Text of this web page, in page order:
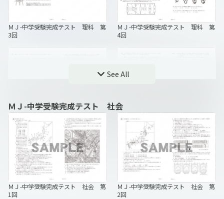
ＭＪ-中学受験完成テスト 理科 第
3回
ＭＪ-中学受験完成テスト 理科 第
4回
ＭＪ-中学受験完成テスト 理科 第
5回
ＭＪ-中学受験完成テスト 理科 第
See All
ＭＪ-中学受験完成テスト 社会
ＭＪ-中学受験完成テスト 社会 第
1回
ＭＪ-中学受験完成テスト 社会 第
2回